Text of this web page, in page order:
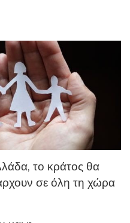
το κράτος θα
σε όλη τη χώρα